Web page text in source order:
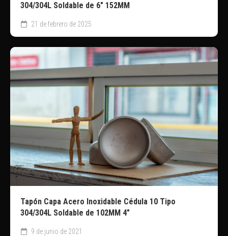
304/304L Soldable de 6″ 152MM
21 de febrero de 2025
Tapón Capa Acero Inoxidable Cédula 10 Tipo
304/304L Soldable de 102MM 4″
9 de junio de 2021